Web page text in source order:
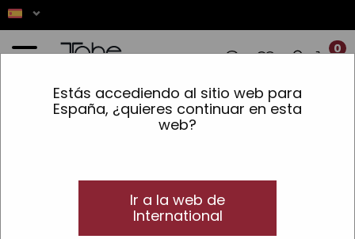
Estás accediendo al sitio web para
España, ¿quieres continuar en esta
web?
Ir a la web de
International
0
✨ LOS PEDIDOS REALIZADOS
Intense Exosomes